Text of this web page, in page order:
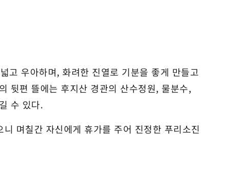
고 우아하며, 화려한 진열로 기분을 좋게 만들고
뒷편 뜰에는 후지산 경관의 산수정원, 물분수,
수 있다.
며칠간 자신에게 휴가를 주어 진정한 푸리소진